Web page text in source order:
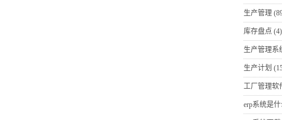
生产管理
库存盘点 (4)
生产管理系
生产计划
工厂管理软
erp系统是